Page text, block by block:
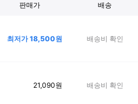
판매가 배송
최저가18,500원 배송비 확인
21,090원 배송비 확인